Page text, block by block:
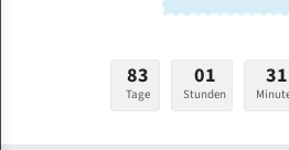
Stärken +
Konvex Meterware
83
Tage
01
Stunden
31